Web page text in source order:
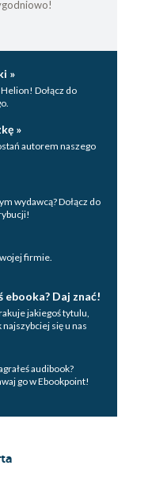
»
Dołącz do
»
autorem naszego
wydawcą? Dołącz do
firmie.
ebooka? Daj znać!
jakiegoś tytulu,
najszybciej się u nas
audibook?
go w Ebookpoint!